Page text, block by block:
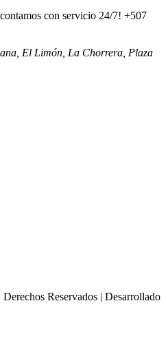
con servicio 24/7! +507
El Limón, La Chorrera, Plaza
Reservados | Desarrollado